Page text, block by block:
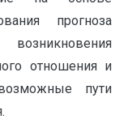
прогноза
отношения и
пути